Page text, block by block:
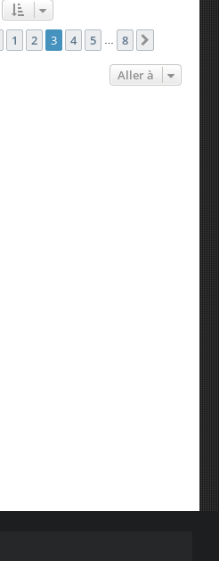
sur8
Précédente
1 2 3 4 5 8
Aller à